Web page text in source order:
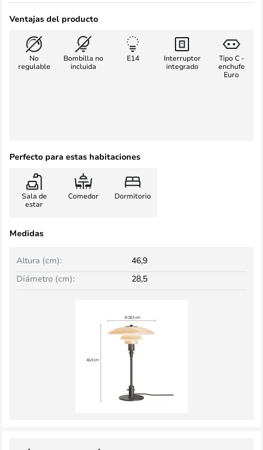
Ventajas del producto
No
regulable
Bombilla no
incluida
E14
Interruptor
integrado
Tipo C -
enchufe
Euro
Perfecto para estas habitaciones
Sala de
estar
Comedor Dormitorio
Medidas
Altura (cm):
46,9
Diámetro (cm):
28,5